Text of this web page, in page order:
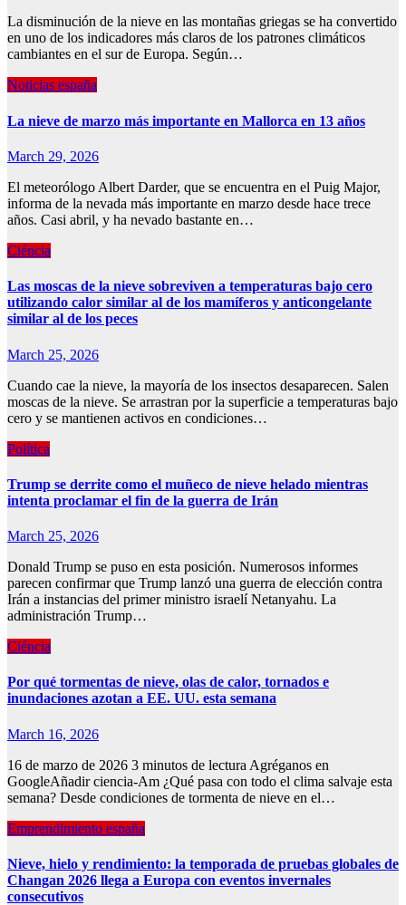
La disminución de la nieve en las montañas griegas se ha convertido
en uno de los indicadores más claros de los patrones climáticos
cambiantes en el sur de Europa. Según…
Noticias españa
La nieve de marzo más importante en Mallorca en 13 años
March 29, 2026
El meteorólogo Albert Darder, que se encuentra en el Puig Major,
informa de la nevada más importante en marzo desde hace trece
años. Casi abril, y ha nevado bastante en…
Ciéncia
Las moscas de la nieve sobreviven a temperaturas bajo cero
utilizando calor similar al de los mamíferos y anticongelante
similar al de los peces
March 25, 2026
Cuando cae la nieve, la mayoría de los insectos desaparecen. Salen
moscas de la nieve. Se arrastran por la superficie a temperaturas bajo
cero y se mantienen activos en condiciones…
Política
Trump se derrite como el muñeco de nieve helado mientras
intenta proclamar el fin de la guerra de Irán
March 25, 2026
Donald Trump se puso en esta posición. Numerosos informes
parecen confirmar que Trump lanzó una guerra de elección contra
Irán a instancias del primer ministro israelí Netanyahu. La
administración Trump…
Ciéncia
Por qué tormentas de nieve, olas de calor, tornados e
inundaciones azotan a EE. UU. esta semana
March 16, 2026
16 de marzo de 2026 3 minutos de lectura Agréganos en
GoogleAñadir ciencia-Am ¿Qué pasa con todo el clima salvaje esta
semana? Desde condiciones de tormenta de nieve en el…
Emprendimiento españa
Nieve, hielo y rendimiento: la temporada de pruebas globales de
Changan 2026 llega a Europa con eventos invernales
consecutivos